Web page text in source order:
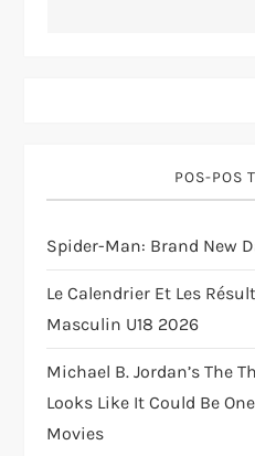
t
i
o
n
POS-POS
Spider-Man: Brand New
Le Calendrier Et Les
Masculin U18 2026
Michael B. Jordan’s The
Looks Like It Could Be
Movies